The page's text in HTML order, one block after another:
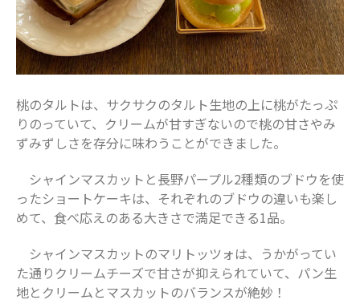
桃のタルトは、サクサクのタルト生地の上に桃がたっぷ
りのっていて、クリームが甘すぎないので桃の甘さやみ
ずみずしさを存分に味わうことができました。
シャインマスカットと長野パープル2種類のブドウを使
ったショートケーキは、それぞれのブドウの違いも楽し
めて、食べ応えのある大きさで満足できる1品。
シャインマスカットのマリトッツォは、うかがってい
た通りクリームチーズで甘さが抑えられていて、パン生
地とクリームとマスカットのバランスが絶妙！